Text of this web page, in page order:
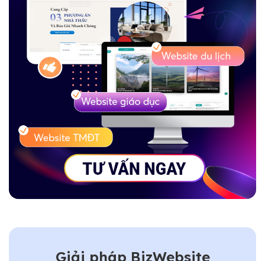
Giải pháp BizWebsite